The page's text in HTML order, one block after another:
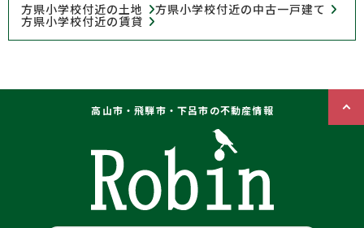
方県小学校付近の土地
方県小学校付近の中古一戸建て
方県小学校付近の賃貸
高山市・飛騨市・下呂市の不動産情報